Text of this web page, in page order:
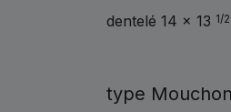
dentelé 14 x 13 1/2
type